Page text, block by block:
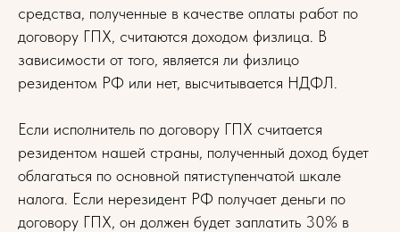
средства, полученные в качестве оплаты работ по
договору ГПХ, считаются доходом физлица. В
зависимости от того, является ли физлицо
резидентом РФ или нет, высчитывается НДФЛ.
Если исполнитель по договору ГПХ считается
резидентом нашей страны, полученный доход будет
облагаться по основной пятиступенчатой шкале
налога. Если нерезидент РФ получает деньги по
договору ГПХ, он должен будет заплатить 30% в